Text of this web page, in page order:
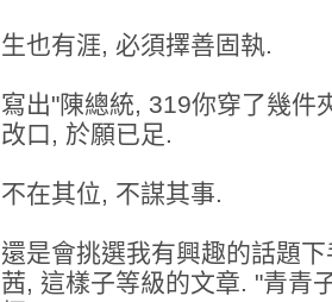
生也有涯, 必須擇善固執.
寫出"陳總統, 319你穿了幾件
改口, 於願已足.
不在其位, 不謀其事.
還是會挑選我有興趣的話題
茜, 這樣子等級的文章. "青青